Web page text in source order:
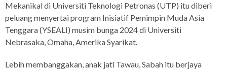
Mekanikal di Universiti Teknologi Petronas (UTP) itu diberi
peluang menyertai program Inisiatif Pemimpin Muda Asia
Tenggara (YSEALI) musim bunga 2024 di Universiti
Nebrasaka, Omaha, Amerika Syarikat.
Lebih membanggakan, anak jati Tawau, Sabah itu berjaya